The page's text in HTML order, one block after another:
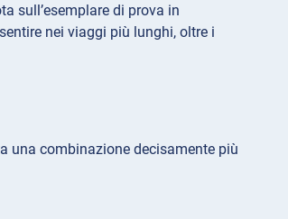
sull’esemplare di prova in
nei viaggi più lunghi, oltre i
una combinazione decisamente più